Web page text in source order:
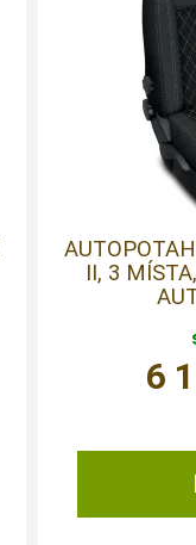
II, 3
6